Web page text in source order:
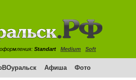
Standart Medium Soft
Афиша Фото